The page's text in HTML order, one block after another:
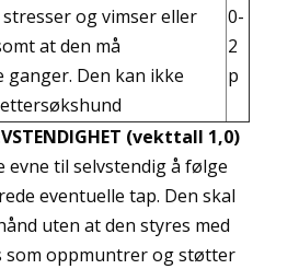
og vimser eller
at den må
Den kan ikke
0-
2
p
(vekttall 1,0)
evne til selvstendig å følge
eventuelle tap. Den skal
uten at den styres med
som oppmuntrer og støtter